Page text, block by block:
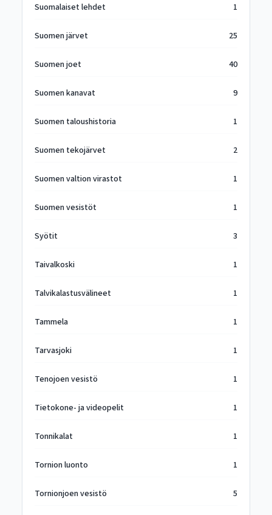
Suomalaiset lehdet 1
Suomen järvet 25
Suomen joet 40
Suomen kanavat 9
Suomen taloushistoria 1
Suomen tekojärvet 2
Suomen valtion virastot 1
Suomen vesistöt 1
Syötit 3
Taivalkoski 1
Talvikalastusvälineet 1
Tammela 1
Tarvasjoki 1
Tenojoen vesistö 1
Tietokone- ja videopelit 1
Tonnikalat 1
Tornion luonto 1
Tornionjoen vesistö 5